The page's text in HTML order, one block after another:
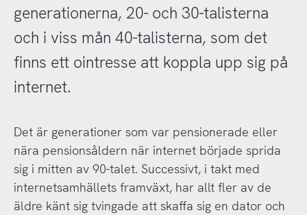
generationerna, 20- och 30-talisterna
och i viss mån 40-talisterna, som det
finns ett ointresse att koppla upp sig på
internet.
Det är generationer som var pensionerade eller
nära pensionsåldern när internet började sprida
sig i mitten av 90-talet. Successivt, i takt med
internetsamhällets framväxt, har allt fler av de
äldre känt sig tvingade att skaffa sig en dator och